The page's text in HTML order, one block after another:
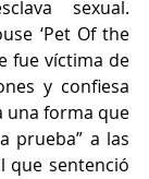
‘Pet Of the
fue víctima de
y confiesa
una forma que
prueba” a las
que sentenció